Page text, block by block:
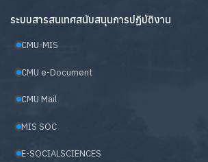
ระบบสารสนเทศสนับสนุนการปฏิบัติงาน
CMU-MIS
CMU e-Document
CMU Mail
MIS SOC
E-SOCIALSCIENCES